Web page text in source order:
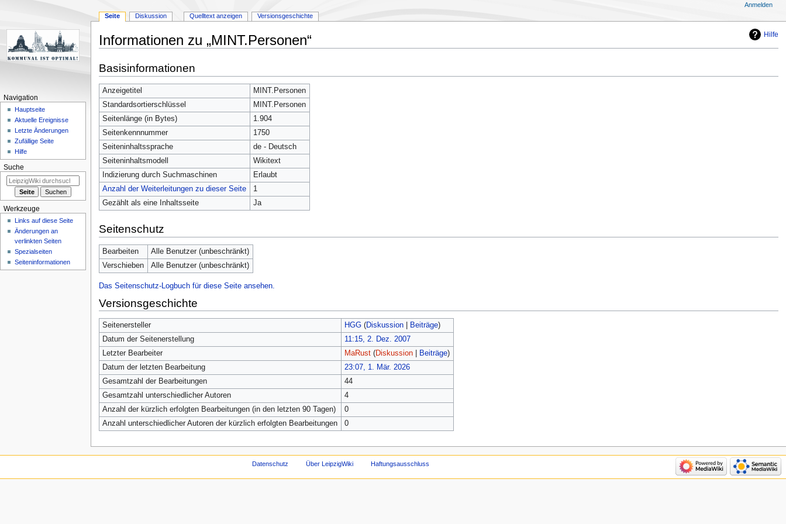
Hilfe
Informationen zu „MINT.Personen“
Navigation
springen
Suche
springen
Basisinformationen
Anzeigetitel
MINT.Personen
Standardsortierschlüssel
MINT.Personen
Seitenlänge (in Bytes)
1.904
Seitenkennnummer
1750
Seiteninhaltssprache
de - Deutsch
Seiteninhaltsmodell
Wikitext
Indizierung durch Suchmaschinen
Erlaubt
Anzahl der Weiterleitungen zu dieser Seite
1
Gezählt als eine Inhaltsseite
Ja
Seitenschutz
Bearbeiten
Alle Benutzer (unbeschränkt)
Verschieben
Alle Benutzer (unbeschränkt)
Das Seitenschutz-Logbuch für diese Seite ansehen.
Versionsgeschichte
Seitenersteller HGG (Diskussion| Beiträge)
Datum der Seitenerstellung
11:15, 2. Dez. 2007
Letzter Bearbeiter
MaRust (Diskussion| Beiträge)
Datum der letzten Bearbeitung
23:07, 1. Mär. 2026
Gesamtzahl der Bearbeitungen
44
Gesamtzahl unterschiedlicher Autoren
4
Anzahl der kürzlich erfolgten Bearbeitungen (in den letzten 90 Tagen)
0
Anzahl unterschiedlicher Autoren der kürzlich erfolgten Bearbeitungen
0
Seite Diskussion Quelltext anzeigen Versionsgeschichte
Anmelden
Navigation
Hauptseite
Aktuelle Ereignisse
Letzte Änderungen
Zufällige Seite
Hilfe
Suche
Werkzeuge
Links auf diese Seite
Änderungen an
verlinkten Seiten
Spezialseiten
Seiten­informationen
Datenschutz Über LeipzigWiki Haftungsausschluss